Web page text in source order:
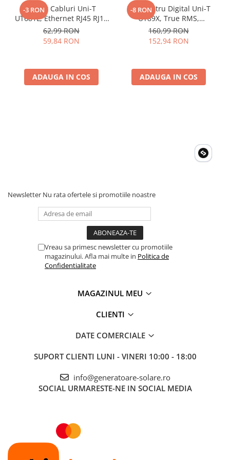
Acumulatori Gel
Acumulatori Moto
Electronice
Roboti Pornire Auto
Statii de incarcare vehicule
Multimetre Portabile
Telemetre
Termometre
Accesorii instrumente de masura
-3 RON
Tester Cabluri Uni-T
UT681L, Ethernet RJ45 RJ11
BNC, Continuitate,
Scurtcircuit, Incrucisate
62,99 RON
59,84 RON
ADAUGA IN COS
-8 RON
Multimetru Digital Uni-T
UT89X, True RMS,
Temperatura 1000°C,
Frecventa, NCV, CAT III
160,99 RON
152,94 RON
ADAUGA IN COS
Newsletter Nu rata ofertele si promotiile noastre
Vreau sa primesc newsletter cu promotiile
magazinului. Afla mai multe in Politica de
Confidentialitate
MAGAZINUL MEU
CLIENTI
DATE COMERCIALE
SUPORT CLIENTI LUNI - VINERI 10:00 - 18:00
info@generatoare-solare.ro
SOCIAL URMARESTE-NE IN SOCIAL MEDIA